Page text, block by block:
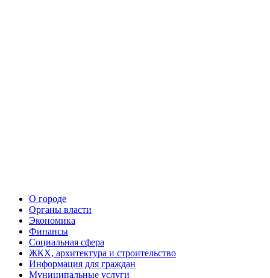
О городе
Органы власти
Экономика
Финансы
Социальная сфера
ЖКХ, архитектура и строительство
Информация для граждан
Муниципальные услуги